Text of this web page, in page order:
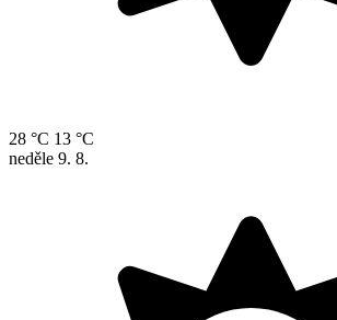
28 °C 13 °C
neděle 9. 8.